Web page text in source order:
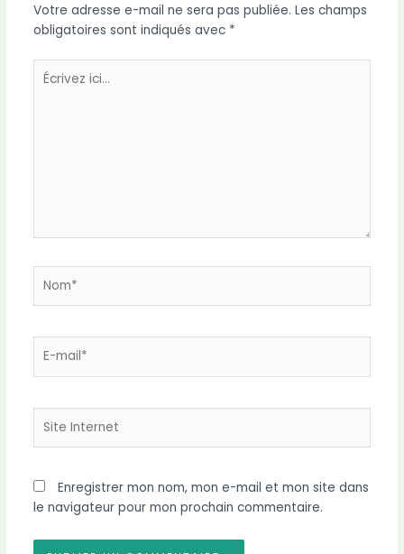
Votre adresse e-mail ne sera pas publiée. Les champs
obligatoires sont indiqués avec *
Écrivez
ici…
mail*
Internet
Enregistrer mon nom, mon e-mail et mon site dans
le navigateur pour mon prochain commentaire.